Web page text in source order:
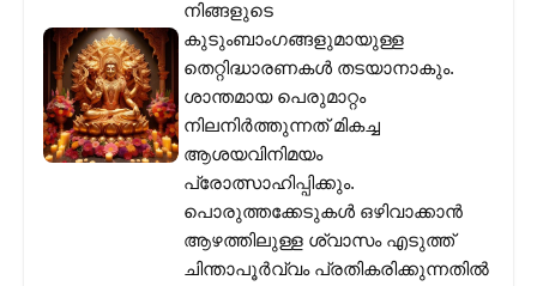
നിങ്ങളുടെ
കുടുംബാംഗങ്ങളുമായുള്ള
തെറ്റിദ്ധാരണകൾ തടയാനാകും.
ശാന്തമായ പെരുമാറ്റം
നിലനിർത്തുന്നത് മികച്ച
ആശയവിനിമയം
പ്രോത്സാഹിപ്പിക്കും.
പൊരുത്തക്കേടുകൾ ഒഴിവാക്കാൻ
ആഴത്തിലുള്ള ശ്വാസം എടുത്ത്
ചിന്താപൂർവ്വം പ്രതികരിക്കുന്നതിൽ